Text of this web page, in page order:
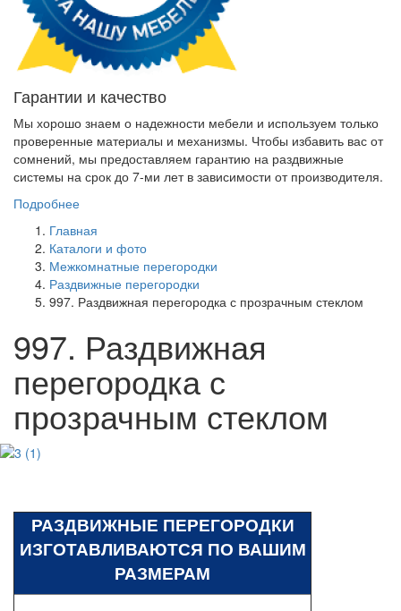
Гарантии и качество
Мы хорошо знаем о надежности мебели и используем только
проверенные материалы и механизмы. Чтобы избавить вас от
сомнений, мы предоставляем гарантию на раздвижные
системы на срок до 7-ми лет в зависимости от производителя.
Подробнее
Главная
Каталоги и фото
Межкомнатные перегородки
Раздвижные перегородки
997. Раздвижная перегородка с прозрачным стеклом
997. Раздвижная
перегородка с
прозрачным стеклом
РАЗДВИЖНЫЕ ПЕРЕГОРОДКИ
ИЗГОТАВЛИВАЮТСЯ ПО ВАШИМ
РАЗМЕРАМ